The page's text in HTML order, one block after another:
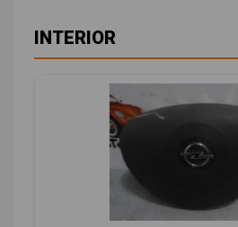
INTERIOR